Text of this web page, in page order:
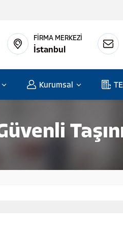
FİRMA MERKEZİ
İstanbul
Kurumsal